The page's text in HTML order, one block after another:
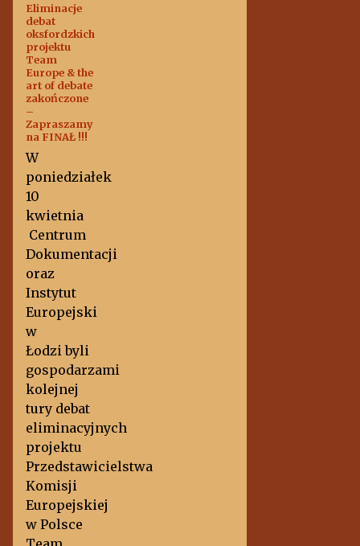
Eliminacje
debat
oksfordzkich
projektu
Team
Europe & the
art of debate
zakończone
–
Zapraszamy
na FINAŁ !!!
W
poniedziałek
10
kwietnia
Centrum
Dokumentacji
oraz
Instytut
Europejski
w
Łodzi byli
gospodarzami
kolejnej
tury debat
eliminacyjnych
projektu
Przedstawicielstwa
Komisji
Europejskiej
w Polsce